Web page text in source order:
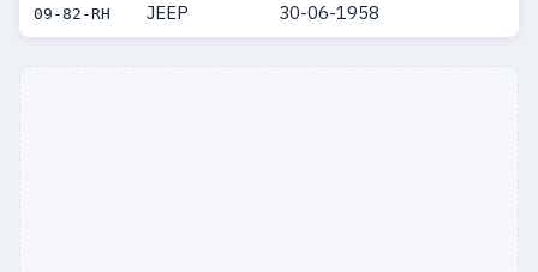
09-82-RH JEEP 30-06-1958